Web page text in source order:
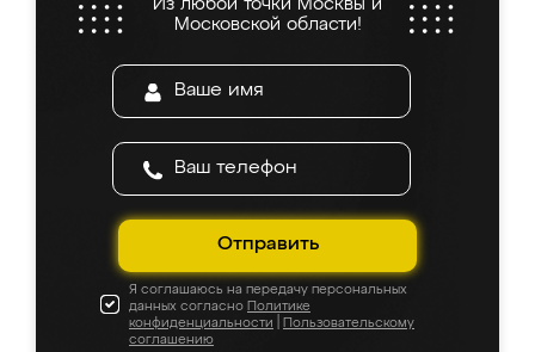
Из любой точки Москвы и
Московской области!
Отправить
Я соглашаюсь на передачу персональных
данных согласно Политике
конфиденциальности
Пользовательскому
соглашению